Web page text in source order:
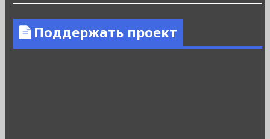
Поддержать проект